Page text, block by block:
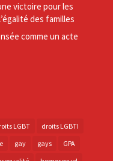
victoire pour les
des familles
comme un acte
LGBT
droits LGBTI
gay gays
GPA